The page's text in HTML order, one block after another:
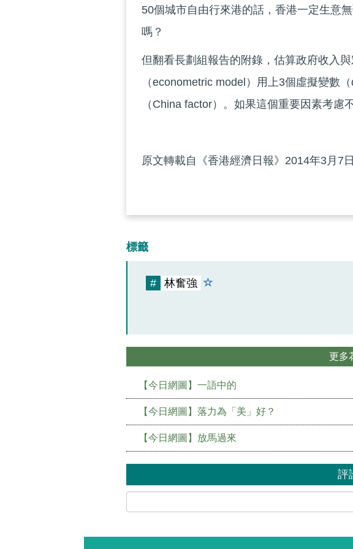
50個城市自由行來港的話，香港一定生意
嗎？
但翻看長劃組報告的附錄，估算政府收入
（econometric model）用上3個虛擬變數
（China factor）。如果這個重要因素考慮
原文轉載自《香港經濟日報》2014年3月7日
標籤
# 林奮強
更多
【今日網圖】一語中的
【今日網圖】落力為「美」好？
【今日網圖】放馬過來
評